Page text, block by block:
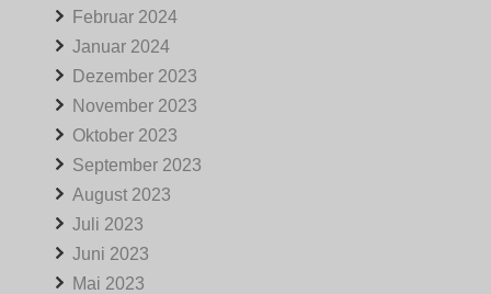
Februar 2024
Januar 2024
Dezember 2023
November 2023
Oktober 2023
September 2023
August 2023
Juli 2023
Juni 2023
Mai 2023